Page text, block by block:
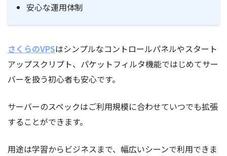
安心な運用体制
さくらのVPSはシンプルなコントロールパネルやスタート
アップスクリプト、パケットフィルタ機能ではじめてサー
バーを扱う初心者も安心です。
サーバーのスペックはご利用規模に合わせていつでも拡張
することができます。
用途は学習からビジネスまで、幅広いシーンで利用できま